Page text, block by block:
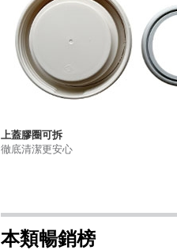
上蓋膠圈可拆
徹底清潔更安心
本類暢銷榜